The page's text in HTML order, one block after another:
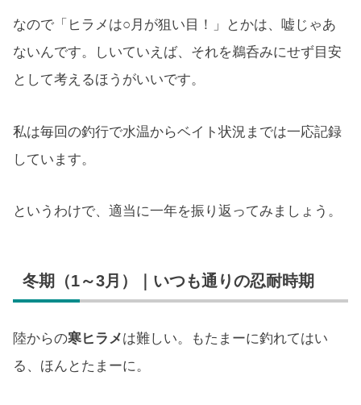
なので「ヒラメは○月が狙い目！」とかは、嘘じゃあ
ないんです。しいていえば、それを鵜呑みにせず目安
として考えるほうがいいです。
私は毎回の釣行で水温からベイト状況までは一応記録
しています。
というわけで、適当に一年を振り返ってみましょう。
冬期（1～3月）｜いつも通りの忍耐時期
陸からの寒ヒラメは難しい。もたまーに釣れてはい
る、ほんとたまーに。